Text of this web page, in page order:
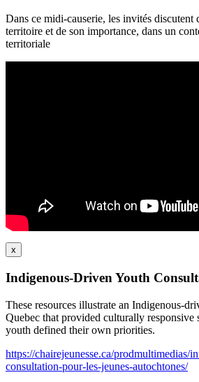
Dans ce midi-causerie, les invités discutent
territoire et de son importance, dans un
territoriale
x
Indigenous-Driven Youth
These resources illustrate an Indigenous-
Quebec that provided culturally responsive
youth defined their own priorities.
https://chairejeunesse.ca/prodmultimedias/
consultation-pour-les-jeunes-autochtones/